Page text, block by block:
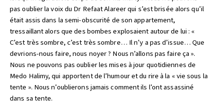
pas oublier la voix du Dr Refaat Alareer qui s’est brisée alors qu’il
était assis dans la semi-obscurité de son appartement,
tressaillant alors que des bombes explosaient autour de lui : «
C’est très sombre, c’est très sombre… Il n’y a pas d’issue… Que
devrions-nous faire, nous noyer ? Nous n’allons pas faire ça ».
Nous ne pouvons pas oublier les mises à jour quotidiennes de
Medo Halimy, qui apportent de l’humour et du rire à la « vie sous la
tente ». Nous n’oublierons jamais comment ils l’ont assassiné
dans sa tente.